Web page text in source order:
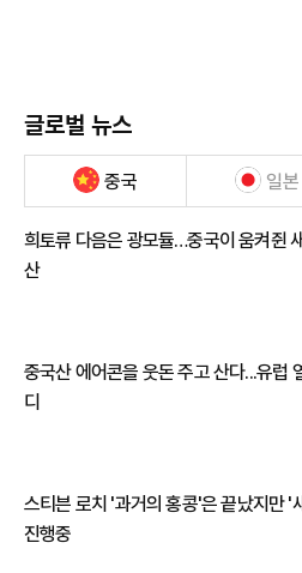
글로벌 뉴스
중국 일본
희토류 다음은 광모듈…중국이 움켜쥔
산
중국산 에어콘을 웃돈 주고 산다...유럽
디
스티븐 로치 '과거의 홍콩'은 끝났지만 '
진행중